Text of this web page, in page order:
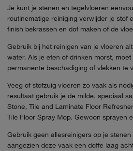
Je kunt je stenen en tegelvloeren
routinematige reiniging verwijder je stof
finish bekrassen en dof maken of de
Gebruik bij het reinigen van je vloeren
water. Als je eten of drinken morst,
permanente beschadiging of vlekken te
Veeg of stofzuig vloeren zo vaak als
resultaat gebruik je de milde, speciaal
Stone, Tile and Laminate Floor
Tile Floor Spray Mop. Gewoon sprayen
Gebruik geen allesreinigers op je
aangezien deze vaak een doffe laag